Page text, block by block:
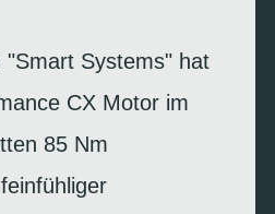
"Smart Systems" hat
CX Motor im
85 Nm